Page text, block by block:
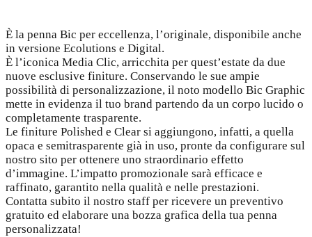
È la penna Bic per eccellenza, l’originale, disponibile anche
in versione Ecolutions e Digital.
È l’iconica Media Clic, arricchita per quest’estate da due
nuove esclusive finiture. Conservando le sue ampie
possibilità di personalizzazione, il noto modello Bic Graphic
mette in evidenza il tuo brand partendo da un corpo lucido o
completamente trasparente.
Le finiture Polished e Clear si aggiungono, infatti, a quella
opaca e semitrasparente già in uso, pronte da configurare sul
nostro sito per ottenere uno straordinario effetto
d’immagine. L’impatto promozionale sarà efficace e
raffinato, garantito nella qualità e nelle prestazioni.
Contatta subito il nostro staff per ricevere un preventivo
gratuito ed elaborare una bozza grafica della tua penna
personalizzata!